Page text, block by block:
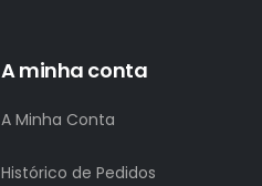
A minha conta
A Minha Conta
Histórico de Pedidos